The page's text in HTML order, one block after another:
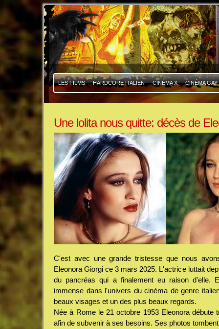
LES FILMS HARDCORE ITALIEN CINÉMA X CINÉMA GAY
Une lolita nous quitte: décès de
C'est avec une grande tristesse que nous
Eleonora Giorgi ce 3 mars 2025. L'actrice luttait
du pancréas qui a finalement eu raison d'elle.
immense dans l'univers du cinéma de genre
beaux visages et un des plus beaux regards.
Née à Rome le 21 octobre 1953 Eleonora débute
afin de subvenir à ses besoins. Ses photos